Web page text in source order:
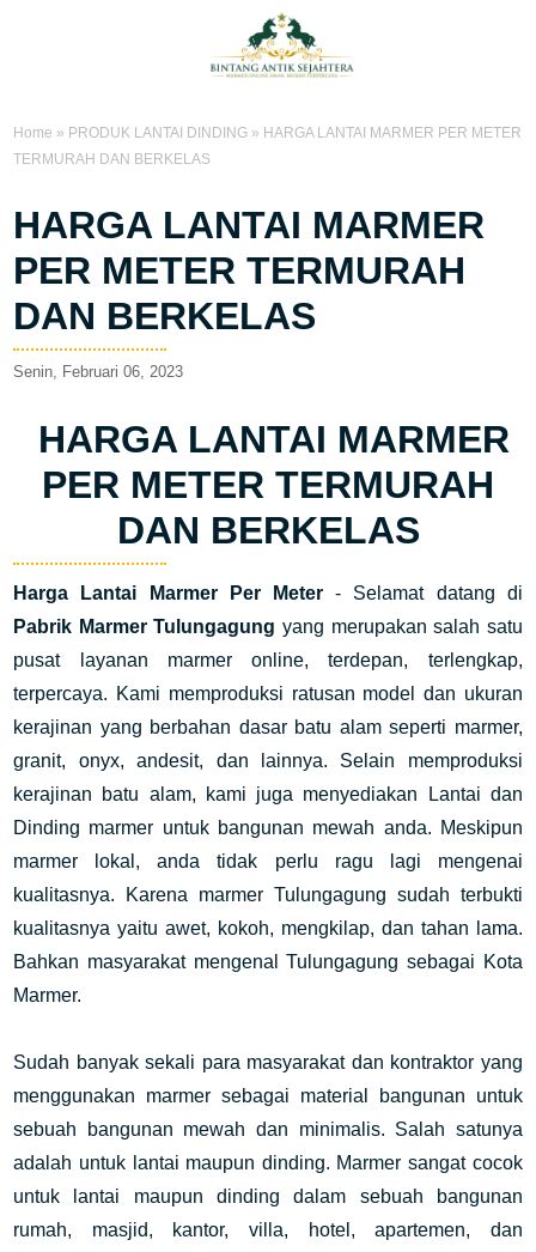
Home » PRODUK LANTAI DINDING » HARGA LANTAI MARMER PER METER
TERMURAH DAN BERKELAS
HARGA LANTAI MARMER
PER METER TERMURAH
DAN BERKELAS
Senin, Februari 06, 2023
HARGA LANTAI MARMER
PER METER TERMURAH
DAN BERKELAS
Harga Lantai Marmer Per Meter - Selamat datang di
Pabrik Marmer Tulungagung yang merupakan salah satu
pusat layanan marmer online, terdepan, terlengkap,
terpercaya. Kami memproduksi ratusan model dan ukuran
kerajinan yang berbahan dasar batu alam seperti marmer,
granit, onyx, andesit, dan lainnya. Selain memproduksi
kerajinan batu alam, kami juga menyediakan Lantai dan
Dinding marmer untuk bangunan mewah anda. Meskipun
marmer lokal, anda tidak perlu ragu lagi mengenai
kualitasnya. Karena marmer Tulungagung sudah terbukti
kualitasnya yaitu awet, kokoh, mengkilap, dan tahan lama.
Bahkan masyarakat mengenal Tulungagung sebagai Kota
Marmer.
Sudah banyak sekali para masyarakat dan kontraktor yang
menggunakan marmer sebagai material bangunan untuk
sebuah bangunan mewah dan minimalis. Salah satunya
adalah untuk lantai maupun dinding. Marmer sangat cocok
untuk lantai maupun dinding dalam sebuah bangunan
rumah, masjid, kantor, villa, hotel, apartemen, dan